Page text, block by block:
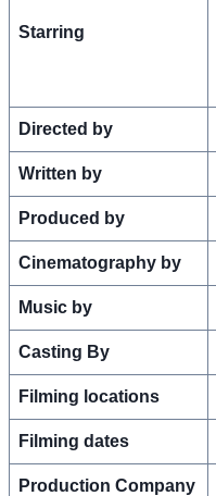
Starring
Directed by
Written by
Produced by
Cinematography by
Music by
Casting By
Filming locations
Filming dates
Production Company